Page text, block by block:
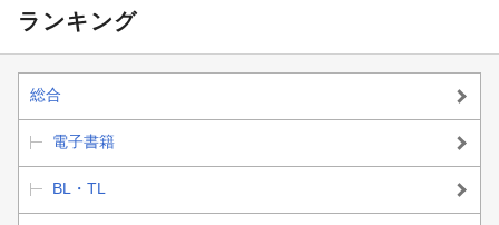
ランキング
総合
電子書籍
BL・TL